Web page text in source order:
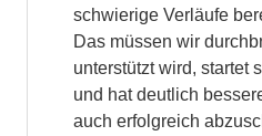
schwierige Verläufe
Das müssen wir
unterstützt wird, startet
und hat deutlich
auch erfolgreich